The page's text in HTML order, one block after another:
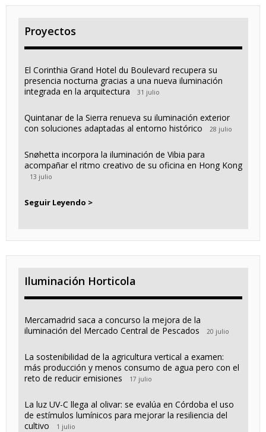
Proyectos
El Corinthia Grand Hotel du Boulevard recupera su
presencia nocturna gracias a una nueva iluminación
integrada en la arquitectura
31 julio
Quintanar de la Sierra renueva su iluminación exterior
con soluciones adaptadas al entorno histórico
28 julio
Snøhetta incorpora la iluminación de Vibia para
acompañar el ritmo creativo de su oficina en Hong Kong
13 julio
Seguir Leyendo >
Iluminación Horticola
Mercamadrid saca a concurso la mejora de la
iluminación del Mercado Central de Pescados
20 julio
La sostenibilidad de la agricultura vertical a examen:
más producción y menos consumo de agua pero con el
reto de reducir emisiones
17 julio
La luz UV-C llega al olivar: se evalúa en Córdoba el uso
de estímulos lumínicos para mejorar la resiliencia del
cultivo
1 julio